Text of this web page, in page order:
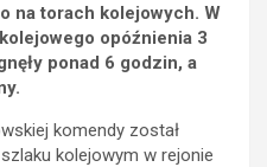
na torach kolejowych. W
opóźnienia 3
ponad 6 godzin, a
komendy został
kolejowym w rejonie